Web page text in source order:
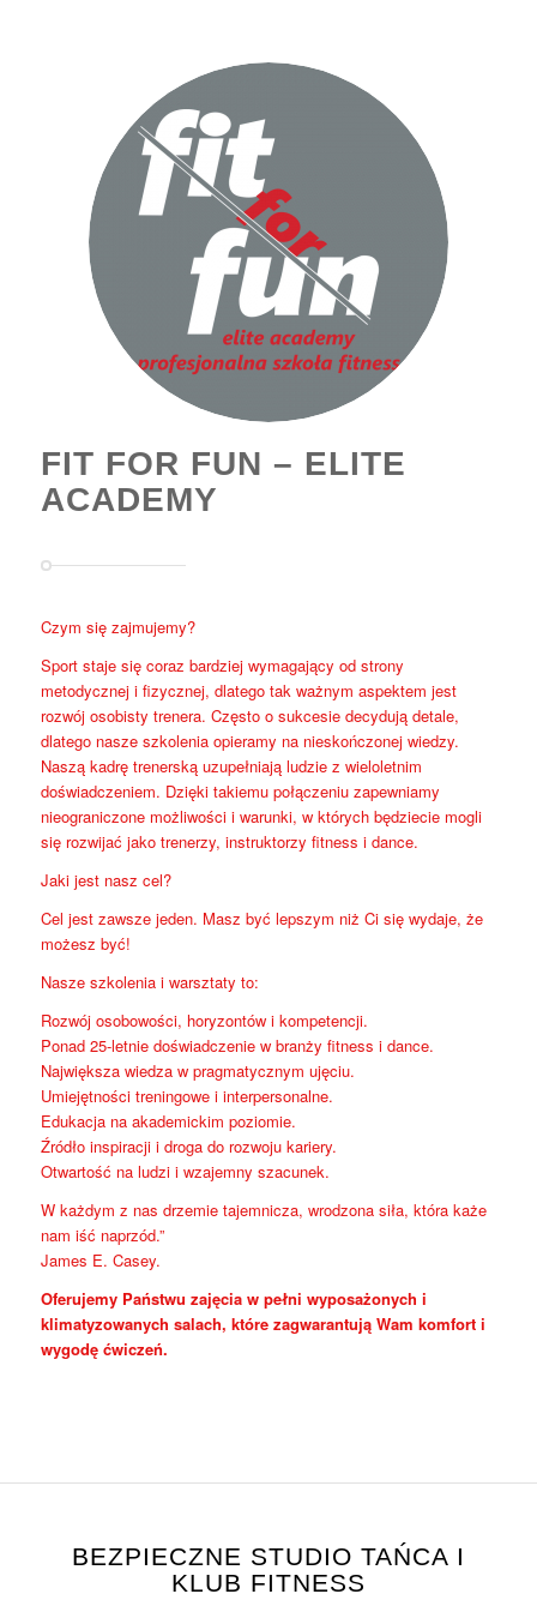
FIT FOR FUN – ELITE
ACADEMY
Czym się zajmujemy?
Sport staje się coraz bardziej wymagający od strony
metodycznej i fizycznej, dlatego tak ważnym aspektem jest
rozwój osobisty trenera. Często o sukcesie decydują detale,
dlatego nasze szkolenia opieramy na nieskończonej wiedzy.
Naszą kadrę trenerską uzupełniają ludzie z wieloletnim
doświadczeniem. Dzięki takiemu połączeniu zapewniamy
nieograniczone możliwości i warunki, w których będziecie mogli
się rozwijać jako trenerzy, instruktorzy fitness i dance.
Jaki jest nasz cel?
Cel jest zawsze jeden. Masz być lepszym niż Ci się wydaje, że
możesz być!
Nasze szkolenia i warsztaty to:
Rozwój osobowości, horyzontów i kompetencji.
Ponad 25-letnie doświadczenie w branży fitness i dance.
Największa wiedza w pragmatycznym ujęciu.
Umiejętności treningowe i interpersonalne.
Edukacja na akademickim poziomie.
Źródło inspiracji i droga do rozwoju kariery.
Otwartość na ludzi i wzajemny szacunek.
W każdym z nas drzemie tajemnicza, wrodzona siła, która każe
nam iść naprzód.”
James E. Casey.
Oferujemy Państwu zajęcia w pełni wyposażonych i
klimatyzowanych salach, które zagwarantują Wam komfort i
wygodę ćwiczeń.
BEZPIECZNE STUDIO TAŃCA I
KLUB FITNESS